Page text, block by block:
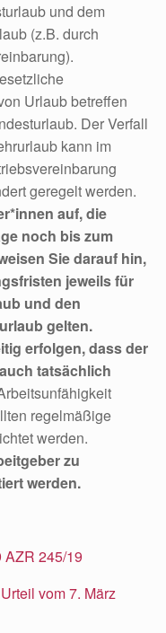
und dem
(z.B. durch
Urlaub betreffen
Der Verfall
kann im
geregelt werden.
auf, die
noch bis zum
Sie darauf hin,
jeweils für
und den
gelten.
erfolgen, dass der
tatsächlich
regelmäßige
werden.
zu
werden.
AZR 245/19
Urteil vom 7. März